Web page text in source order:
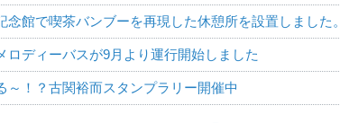
念館で喫茶バンブーを再現した休憩所を設置しました。
ロディーバスが9月より運行開始しました
～！？古関裕而スタンプラリー開催中